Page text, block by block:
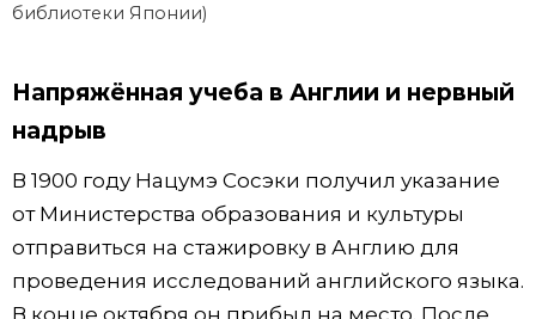
библиотеки Японии)
Напряжённая учеба в Англии и нервный
надрыв
В 1900 году Нацумэ Сосэки получил указание
от Министерства образования и культуры
отправиться на стажировку в Англию для
проведения исследований английского языка.